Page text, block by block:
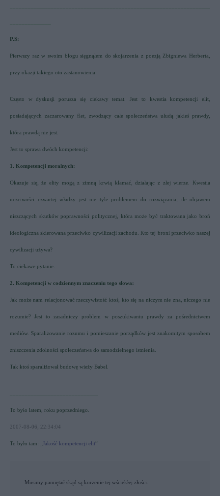
P.S:
Pierwszy raz w swoim blogu sięgnąłem do skojarzenia z poezją Zbigniewa Herberta,
przy okazji takiego oto zastanowienia:
Często w dyskusji porusza się ciekawy temat. Jest to kwestia kompetencji elit,
posiadających zaczarowany flet, zwodzący całe społeczeństwa ułudą jakieś prawdy,
która prawdą nie jest.
Jest to sprawa dwóch kompetencji:
1. Kompetencji moralnych:
Okazuje się, że elity mogą z zimną krwią kłamać, działając z złej wierze. Kwestia
uczciwości czwartej władzy jest nie tyle problemem do rozwiązania, ile objawem
niszczących skutków poprawności politycznej, która może być traktowana jako broń
ideologiczna skierowana przeciwko cywilizacji zachodu. Kto tej broni przeciwko naszej
cywilizacji używa?
To ciekawe pytanie.
2. Kompetencji w codziennym znaczeniu tego słowa:
Jak może nam relacjonować rzeczywistość ktoś, kto się na niczym nie zna, niczego nie
rozumie? Jest to zasadniczy problem w poszukiwaniu prawdy za pośrednictwem
mediów. Sparaliżowanie rozumu i pomieszanie porządków jest znakomitym sposobem
zniszczenia zdolności społeczeństwa do samodzielnego istnienia.
Tak ktoś sparaliżował budowę wieży Babel.
To było latem, roku poprzedniego.
2007-08-06, 22:34:04
To było tam: „ Jakość kompetencji elit”
Musimy pamiętać skąd są korzenie tej wściekłej złości.